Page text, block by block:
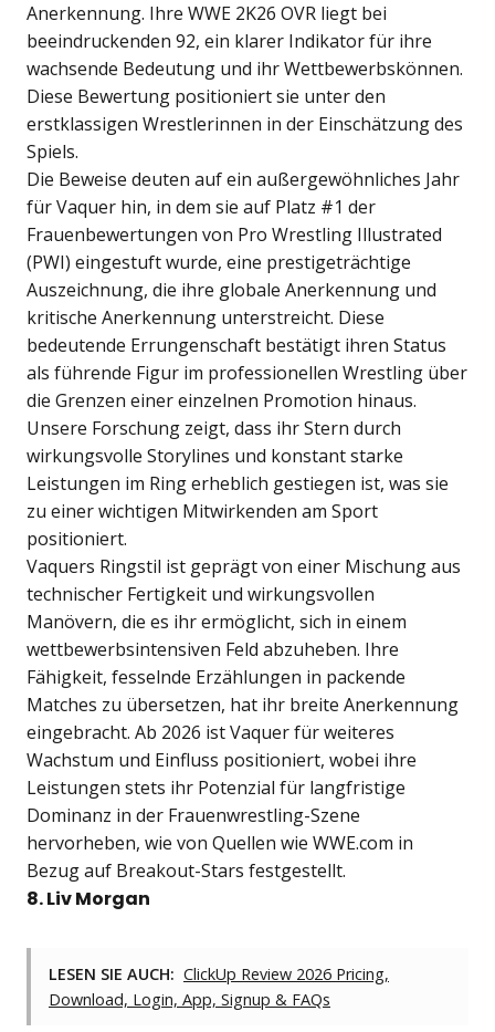
Anerkennung. Ihre WWE 2K26 OVR liegt bei
beeindruckenden 92, ein klarer Indikator für ihre
wachsende Bedeutung und ihr Wettbewerbskönnen.
Diese Bewertung positioniert sie unter den
erstklassigen Wrestlerinnen in der Einschätzung des
Spiels.
Die Beweise deuten auf ein außergewöhnliches Jahr
für Vaquer hin, in dem sie auf Platz #1 der
Frauenbewertungen von Pro Wrestling Illustrated
(PWI) eingestuft wurde, eine prestigeträchtige
Auszeichnung, die ihre globale Anerkennung und
kritische Anerkennung unterstreicht. Diese
bedeutende Errungenschaft bestätigt ihren Status
als führende Figur im professionellen Wrestling über
die Grenzen einer einzelnen Promotion hinaus.
Unsere Forschung zeigt, dass ihr Stern durch
wirkungsvolle Storylines und konstant starke
Leistungen im Ring erheblich gestiegen ist, was sie
zu einer wichtigen Mitwirkenden am Sport
positioniert.
Vaquers Ringstil ist geprägt von einer Mischung aus
technischer Fertigkeit und wirkungsvollen
Manövern, die es ihr ermöglicht, sich in einem
wettbewerbsintensiven Feld abzuheben. Ihre
Fähigkeit, fesselnde Erzählungen in packende
Matches zu übersetzen, hat ihr breite Anerkennung
eingebracht. Ab 2026 ist Vaquer für weiteres
Wachstum und Einfluss positioniert, wobei ihre
Leistungen stets ihr Potenzial für langfristige
Dominanz in der Frauenwrestling-Szene
hervorheben, wie von Quellen wie WWE.com in
Bezug auf Breakout-Stars festgestellt.
8. Liv Morgan
LESEN SIE AUCH: ClickUp Review 2026 Pricing,
Download, Login, App, Signup & FAQs